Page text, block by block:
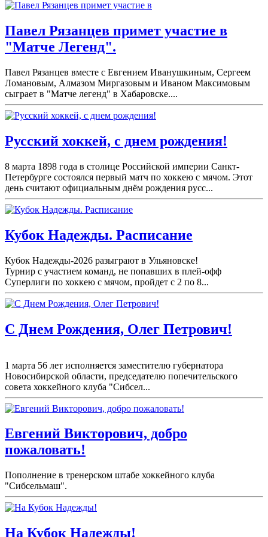
Павел Рязанцев примет участие в
"Матче Легенд".
Павел Рязанцев вместе с Евгением Иванушкиным, Сергеем
Ломановым, Алмазом Миргазовым и Иваном Максимовым
сыграет в "Матче легенд" в Хабаровске....
Русский хоккей, с днем рождения!
8 марта 1898 года в столице Российской империи Санкт-
Петербурге состоялся первый матч по хоккею с мячом. Этот
день считают официальным днём рождения русс...
Кубок Надежды. Расписание
Кубок Надежды-2026 разыграют в Ульяновске!
Турнир с участием команд, не попавших в плей-офф
Суперлиги по хоккею с мячом, пройдет с 2 по 8...
С Днем Рождения, Олег Петрович!
1 марта 56 лет исполняется заместителю губернатора
Новосибирской области, председателю попечительского
совета хоккейного клуба "Сибсел...
Евгений Викторович, добро
пожаловать!
Пополнение в тренерском штабе хоккейного клуба
"Сибсельмаш".
На Кубок Надежды!